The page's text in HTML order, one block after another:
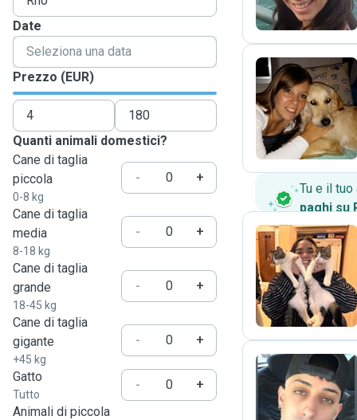
Date
Prezzo (EUR)
Quanti animali domestici?
Cane di taglia
piccola
0-8 kg
- +
Cane di taglia
media
8-18 kg
- +
Cane di taglia
grande
18-45 kg
- +
Cane di taglia
gigante
+45 kg
- +
Gatto
Tutto
-
+
Animali di piccola
L
Tu e il
paghi su
G
A